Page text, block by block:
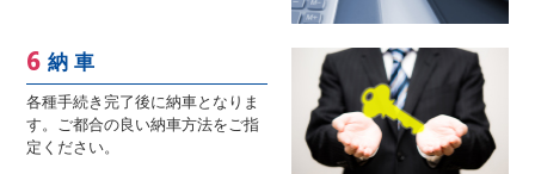
納 車
各種手続き完了後に納車となりま
す。ご都合の良い納車方法をご指
定ください。